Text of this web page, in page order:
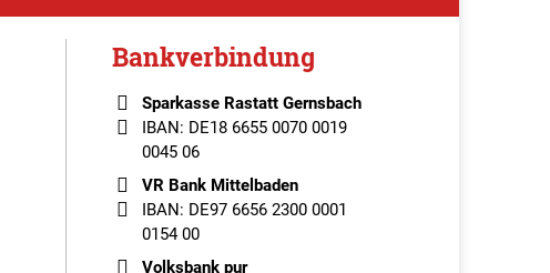
Bankverbindung
Sparkasse Rastatt Gernsbach
IBAN: DE18 6655 0070 0019
0045 06
VR Bank Mittelbaden
IBAN: DE97 6656 2300 0001
0154 00
Volksbank pur